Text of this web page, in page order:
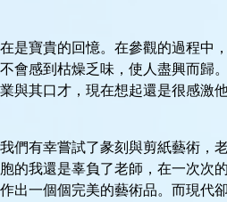
是寶貴的回憶。在參觀的過程中
會感到枯燥乏味，使人盡興而歸
與其口才，現在想起還是很感激
們有幸嘗試了彖刻與剪紙藝術，
我還是辜負了老師，在一次次
出一個個完美的藝術品。而現代